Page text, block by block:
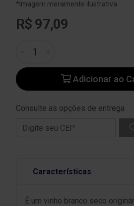
*Imagem meramente ilustrativa
R$ 97,09
Adicionar ao
Consulte as opções de entrega
Características
É um vinho branco seco